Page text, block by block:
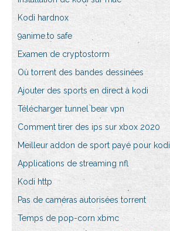
Kodi hardnox
9anime.to safe
Examen de cryptostorm
Où torrent des bandes dessinées
Ajouter des sports en direct à kodi
Télécharger tunnel bear vpn
Comment tirer des ips sur xbox 2020
Meilleur addon de sport payé pour kodi
Applications de streaming nfl
Kodi http
Pas de caméras autorisées torrent
Temps de pop-corn xbmc